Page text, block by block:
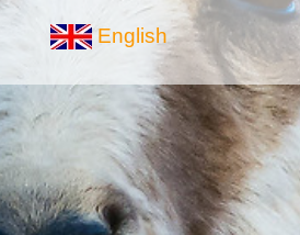
English